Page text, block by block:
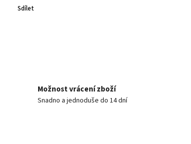
Sdílet
Možnost vrácení zboží
Snadno a jednoduše do 14 dní